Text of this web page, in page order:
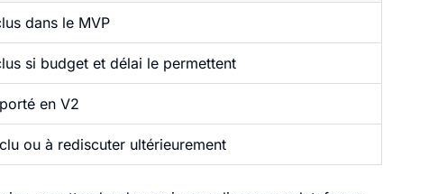
dans le MVP
si budget et délai le permettent
en V2
ou à rediscuter ultérieurement